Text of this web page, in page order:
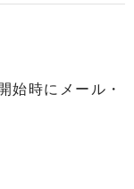
始時にメール・